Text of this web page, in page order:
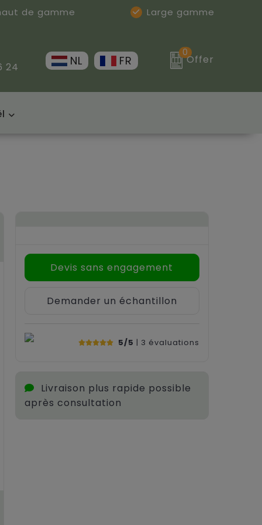
de gamme
Large gamme
24 NL FR
0
Offer
Devis sans engagement
Demander un échantillon
5/5 | 3 évaluations
Livraison plus rapide possible
après consultation